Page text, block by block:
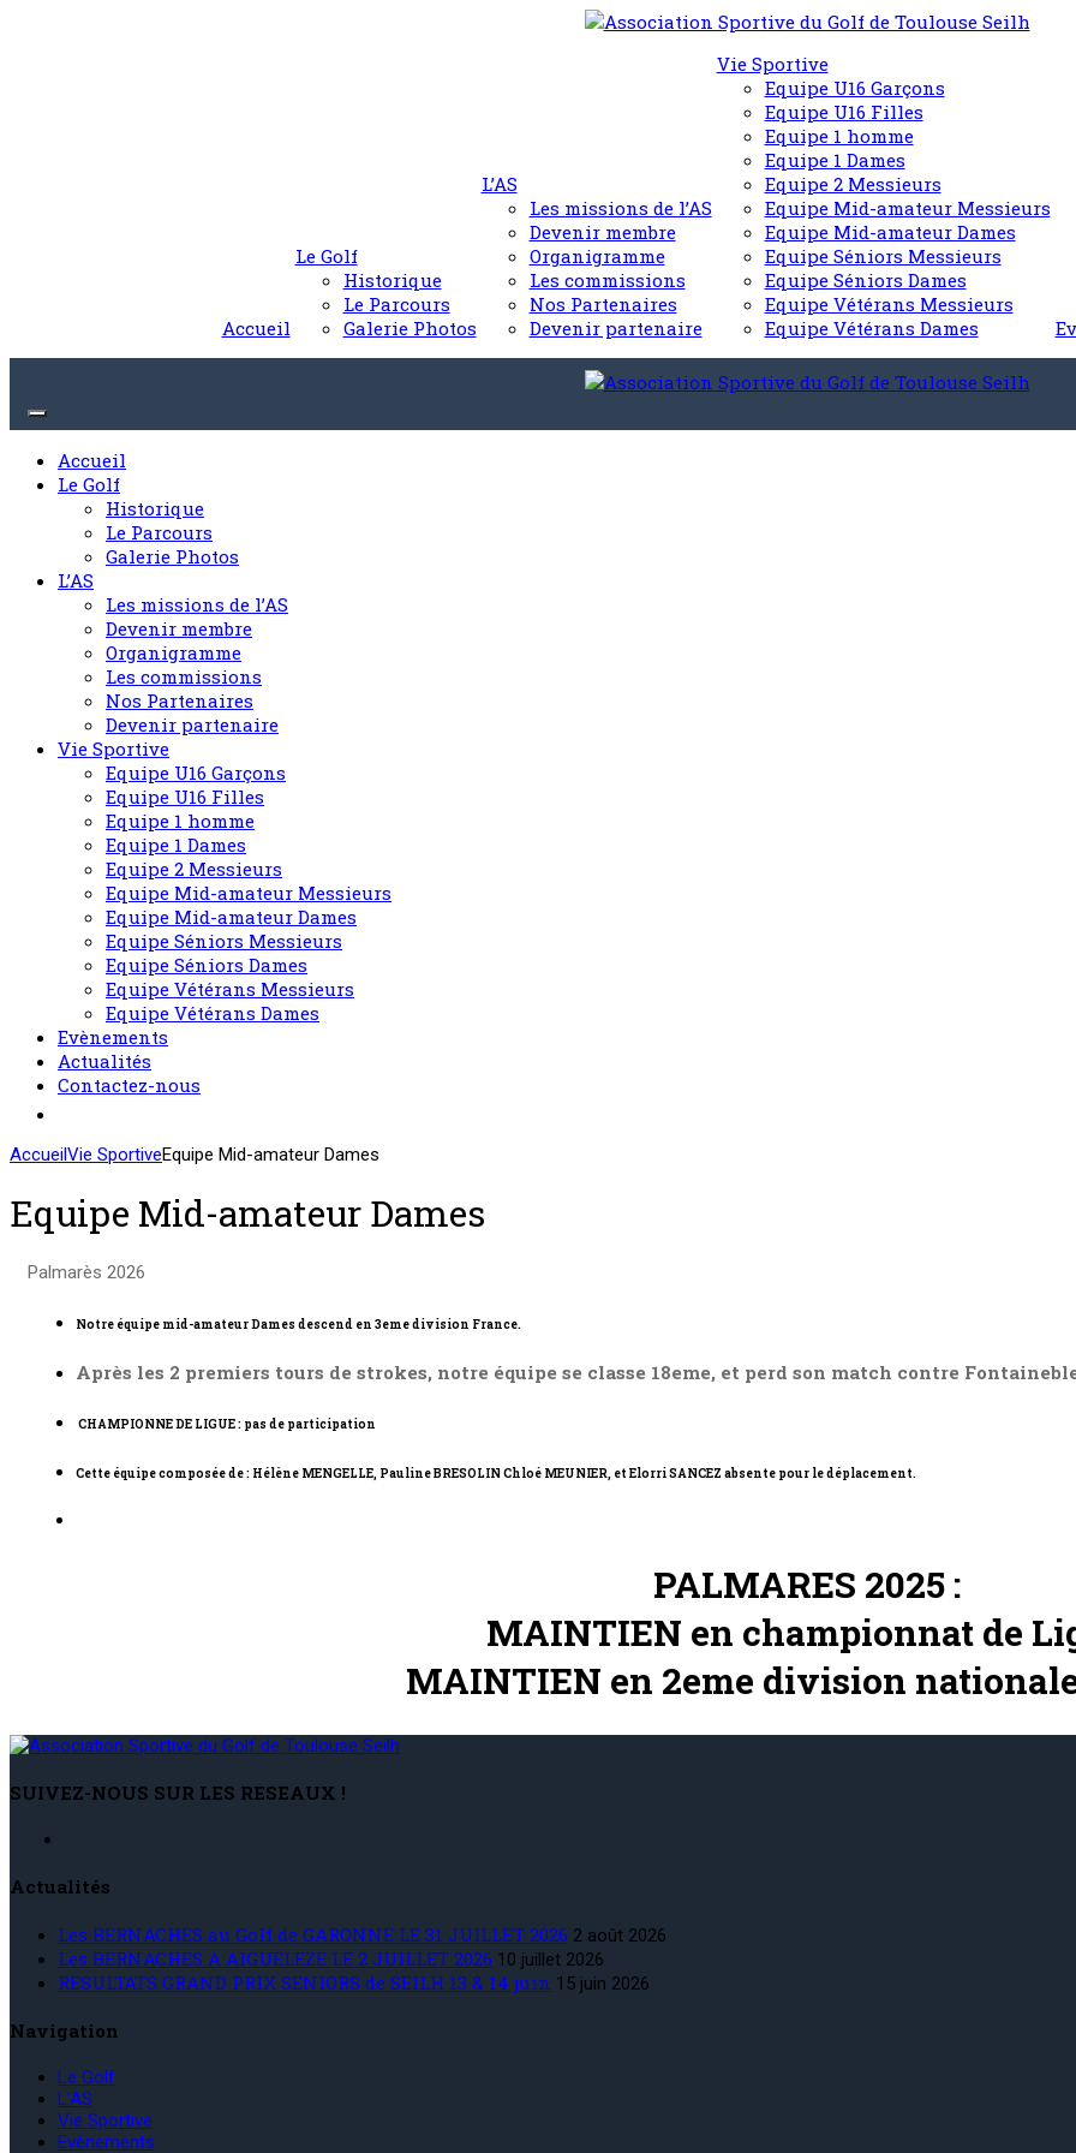
Accueil
Le Golf
Historique
Le Parcours
Galerie Photos
L’AS
Les missions de l’AS
Devenir membre
Organigramme
Les commissions
Nos Partenaires
Devenir partenaire
Vie Sportive
Equipe U16 Garçons
Equipe U16 Filles
Equipe 1 homme
Equipe 1 Dames
Equipe 2 Messieurs
Equipe Mid-amateur Messieurs
Equipe Mid-amateur Dames
Equipe Séniors Messieurs
Equipe Séniors Dames
Equipe Vétérans Messieurs
Equipe Vétérans Dames
Accueil
Le Golf
Historique
Le Parcours
Galerie Photos
L’AS
Les missions de l’AS
Devenir membre
Organigramme
Les commissions
Nos Partenaires
Devenir partenaire
Vie Sportive
Equipe U16 Garçons
Equipe U16 Filles
Equipe 1 homme
Equipe 1 Dames
Equipe 2 Messieurs
Equipe Mid-amateur Messieurs
Equipe Mid-amateur Dames
Equipe Séniors Messieurs
Equipe Séniors Dames
Equipe Vétérans Messieurs
Equipe Vétérans Dames
Evènements
Actualités
Contactez-nous
AccueilVie SportiveEquipe Mid-amateur Dames
Equipe Mid-amateur Dames
Palmarès 2026
Notre équipe mid-amateur Dames descend en 3eme division France.
Après les 2 premiers tours de strokes, notre équipe se classe 18eme, et perd son match contre
CHAMPIONNE DE LIGUE : pas de participation
Cette équipe composée de : Hélène MENGELLE, Pauline BRESOLINChloé MEUNIER, et Elorri SANCEZ absente pour le déplacement.
PALMARES 2025 :
MAINTIEN en championnat de
MAINTIEN en 2eme division
SUIVEZ-NOUS SUR LES RESEAUX !
Actualités
Les BERNACHES au Golf de GARONNE LE 31 JUILLET 2026 2 août 2026
Les BERNACHES A AIGUELEZE LE 2 JUILLET 2026 10 juillet 2026
RESULTATS GRAND PRIX SENIORS de SEILH 13 & 14 juin 15 juin 2026
Navigation
Le Golf
L’AS
Vie Sportive
Evènements